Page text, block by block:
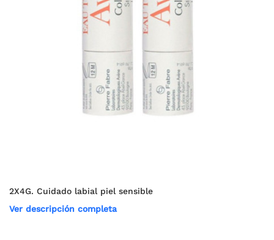
2X4G. Cuidado labial piel sensible
Ver descripción completa